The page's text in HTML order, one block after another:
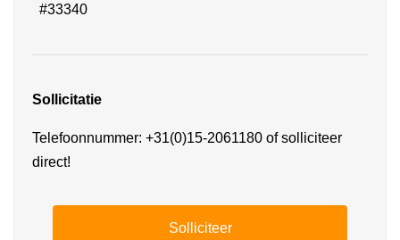
#33340
Sollicitatie
Telefoonnummer: +31(0)15-2061180 of solliciteer
direct!
Solliciteer